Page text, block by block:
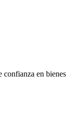
confianza en bienes